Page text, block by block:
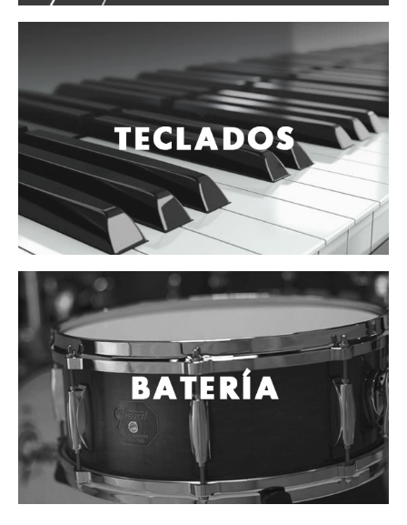
Vientos
Mano alámbrico
Instrumento alámbrico
Inalámbrico de mano
Inalámbrico diadema y solapa
Inalámbrico para instrumento
Estudio
Corro y escenario
Instalaciones
Cámara, computadora y celular
Pedestales y soportes
Accesorios
Cables
Audio Profesional
Columnas pasivas